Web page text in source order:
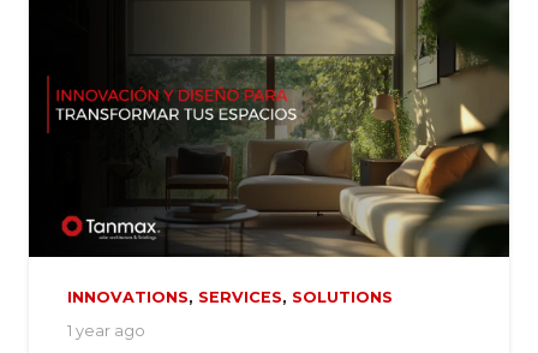
INNOVATIONS, SERVICES, SOLUTIONS
1 year ago